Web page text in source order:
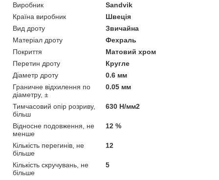
Виробник
Sandvik
Країна виробник
Швеція
Вид дроту
Звичайна
Матеріал дроту
Фехраль
Покриття
Матовий хром
Перетин дроту
Кругле
Діаметр дроту
0.6 мм
Граничне відхилення по
діаметру, ±
0.05 мм
Тимчасовий опір розриву,
більш
630 Н/мм2
Відносне подовження, не
менше
12 %
Кількість перегинів, не
більше
12
Кількість скручувань, не
більше
5